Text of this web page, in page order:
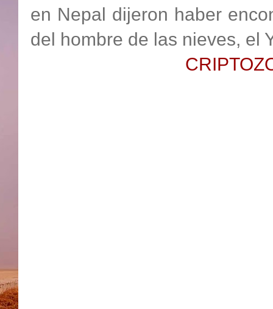
en Nepal dijeron haber
del hombre de las nieves, el